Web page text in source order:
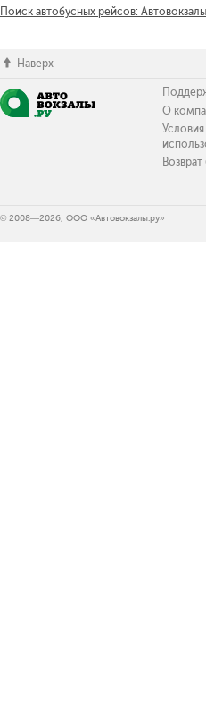
Поиск автобусных рейсов:
Наверх
О
Условия
© 2008—2026, ООО «Автовокзалы.ру»